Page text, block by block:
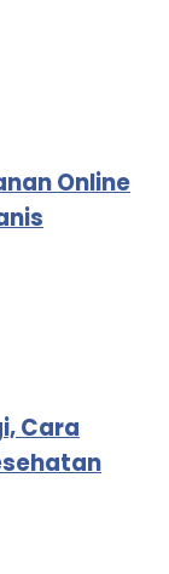
Online
Cara